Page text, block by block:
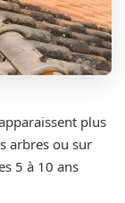
plus
arbres ou sur
5 à 10 ans